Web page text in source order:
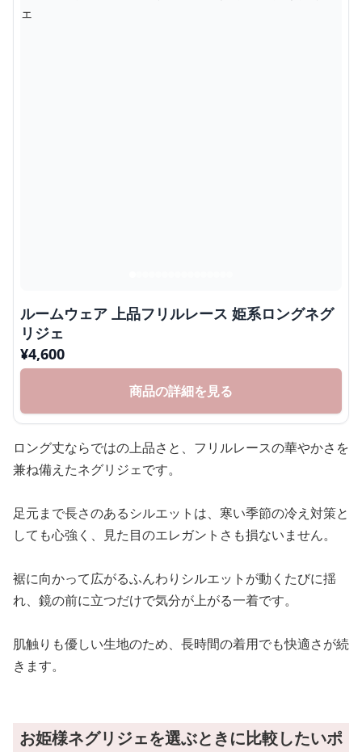
ルームウェア 上品フリルレース 姫系ロングネグ
リジェ
¥4,600
商品の詳細を見る
ロング丈ならではの上品さと、フリルレースの華やかさを
兼ね備えたネグリジェです。
足元まで長さのあるシルエットは、寒い季節の冷え対策と
しても心強く、見た目のエレガントさも損ないません。
裾に向かって広がるふんわりシルエットが動くたびに揺
れ、鏡の前に立つだけで気分が上がる一着です。
肌触りも優しい生地のため、長時間の着用でも快適さが続
きます。
お姫様ネグリジェを選ぶときに比較したいポ